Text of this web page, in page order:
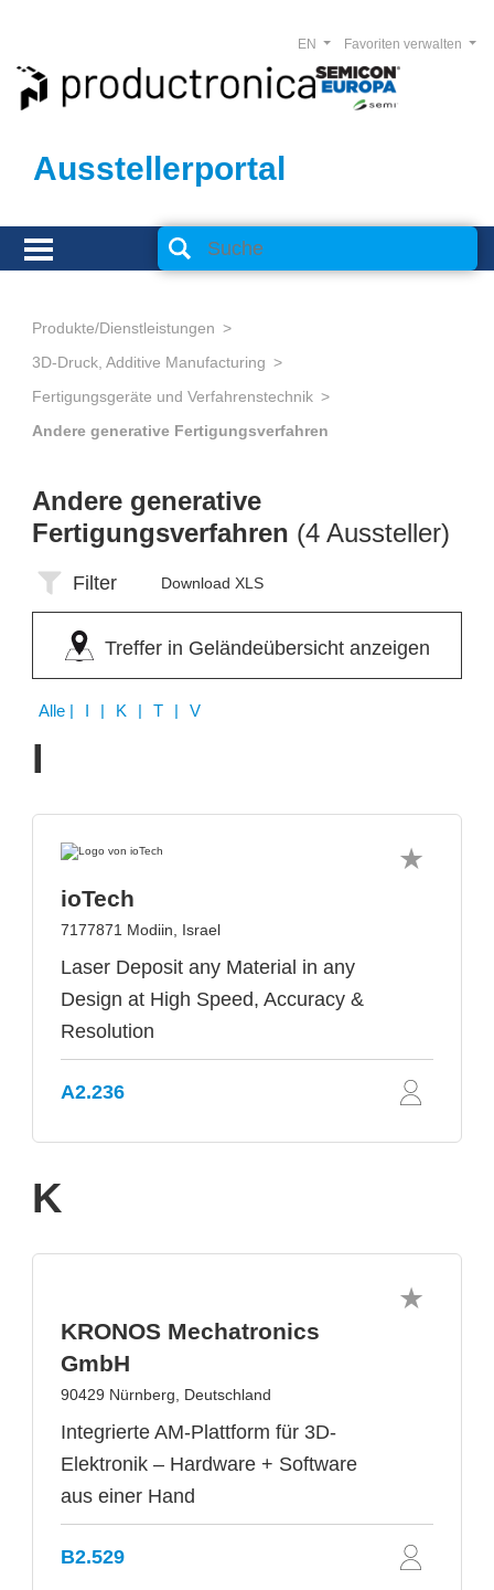
Ausstellerportal
Favoriten verwalten
EN
Produkte/Dienstleistungen
3D-Druck, Additive Manufacturing
Fertigungsgeräte und Verfahrenstechnik
Andere generative Fertigungsverfahren
Andere generative
Fertigungsverfahren (4 Aussteller)
Filter Download XLS
Treffer in Geländeübersicht anzeigen
Alle | I | K | T | V
I
ioTech
7177871 Modiin, Israel
Laser Deposit any Material in any
Design at High Speed, Accuracy &
Resolution
A2.236
K
KRONOS Mechatronics
GmbH
90429 Nürnberg, Deutschland
Integrierte AM-Plattform für 3D-
Elektronik – Hardware + Software
aus einer Hand
B2.529